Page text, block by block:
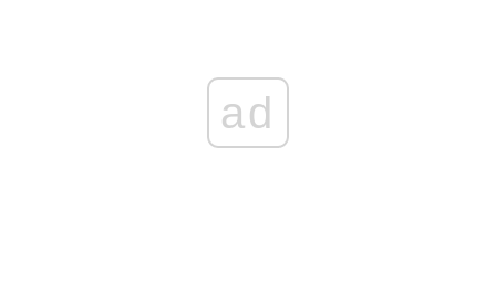
ad